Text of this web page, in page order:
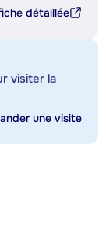
détaillée
visiter la
une visite